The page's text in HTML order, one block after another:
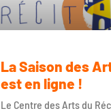
La Saison des
est en ligne !
Le Centre des Arts du